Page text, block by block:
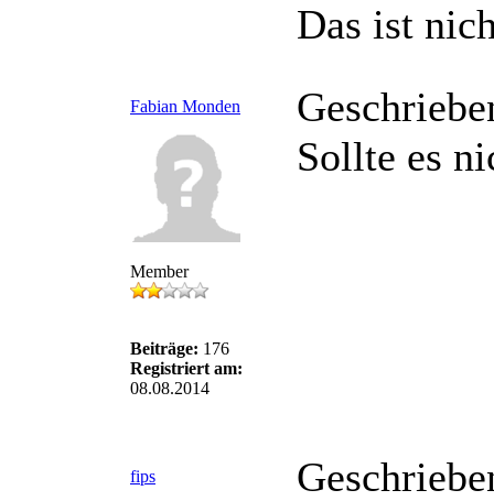
Das ist
Fabian Monden
Member
Beiträge: 176
Registriert am:
08.08.2014
Sollte es
fips